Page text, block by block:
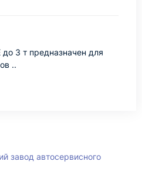
3 т предназначен для
..
завод автосервисного